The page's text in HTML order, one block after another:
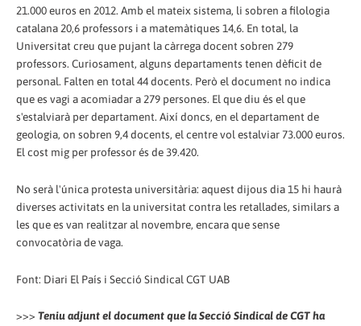
21.000 euros en 2012. Amb el mateix sistema, li sobren a filologia
catalana 20,6 professors i a matemàtiques 14,6. En total, la
Universitat creu que pujant la càrrega docent sobren 279
professors. Curiosament, alguns departaments tenen dèficit de
personal. Falten en total 44 docents. Però el document no indica
que es vagi a acomiadar a 279 persones. El que diu és el que
s'estalviarà per departament. Així doncs, en el departament de
geologia, on sobren 9,4 docents, el centre vol estalviar 73.000 euros.
El cost mig per professor és de 39.420.
No serà l'única protesta universitària: aquest dijous dia 15 hi haurà
diverses activitats en la universitat contra les retallades, similars a
les que es van realitzar al novembre, encara que sense
convocatòria de vaga.
Font: Diari El País i Secció Sindical CGT UAB
>>> Teniu adjunt el document que la Secció Sindical de CGT ha